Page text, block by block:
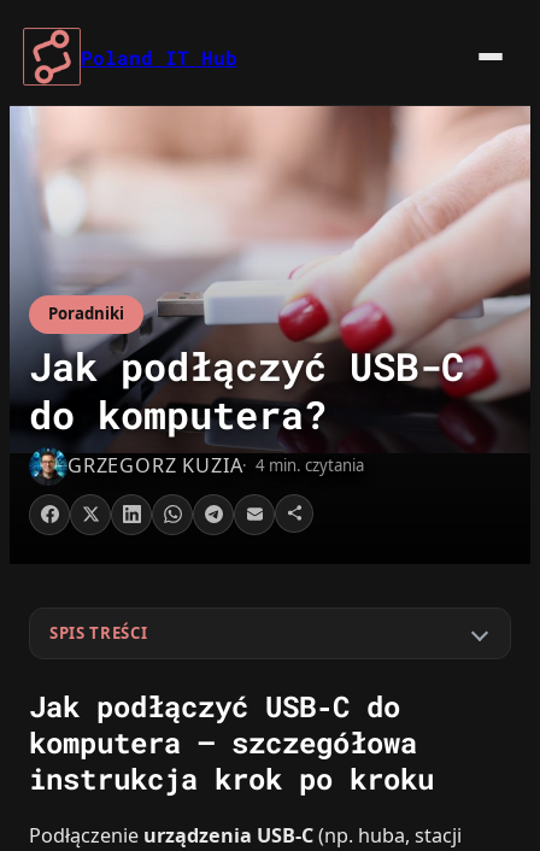
Przejdź
treści
Poland IT Hub
Poradniki
Jak podłączyć USB-C
do komputera?
GRZEGORZ KUZIA 4 min. czytania
SPIS TREŚCI
Jak podłączyć USB‑C do
komputera – szczegółowa
instrukcja krok po kroku
Podłączenie urządzenia USB‑C(np. huba, stacji